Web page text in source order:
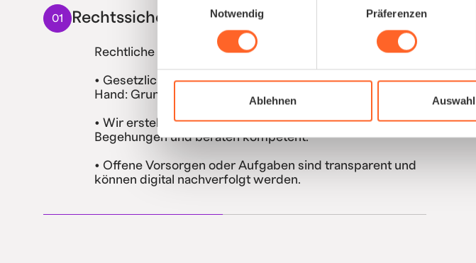
Notwendig
Präferenzen
Ablehnen
01 Rechtssicherheit verbessern
Rechtliche Risiken reduzieren und Lücken schließen
• Gesetzliche Vorgaben (ASiG, DGUV) gelöst aus einer
Hand: Grundbetreuung, Vorsorgen etc.
• Wir erstellen die rechtlichen Dokumentationen, machen
Begehungen und beraten kompetent.
• Offene Vorsorgen oder Aufgaben sind transparent und
können digital nachverfolgt werden.